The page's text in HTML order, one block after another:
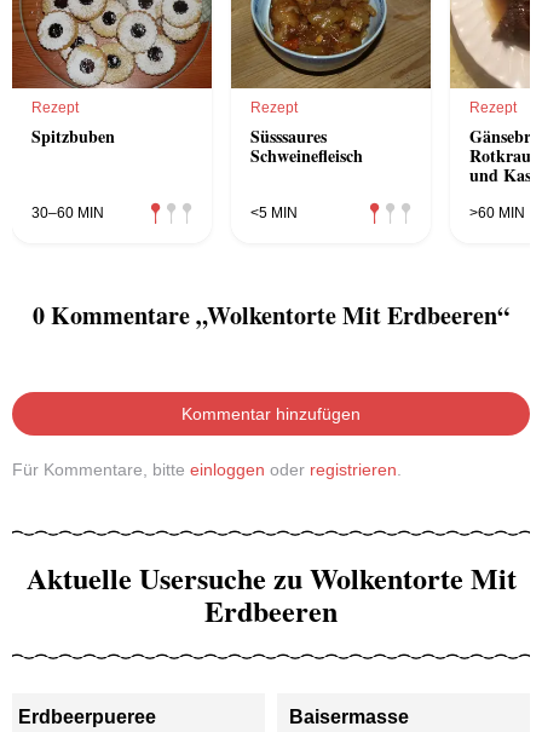
Rezept
Spitzbuben
30–60 MIN
Rezept
Süsssaures
Schweinefleisch
<5 MIN
Rezept
und
>60 MIN
0 Kommentare „Wolkentorte Mit Erdbeeren“
Kommentar hinzufügen
Für Kommentare, bitte einloggen oder registrieren.
Aktuelle Usersuche zu Wolkentorte Mit
Erdbeeren
Erdbeerpueree Baisermasse